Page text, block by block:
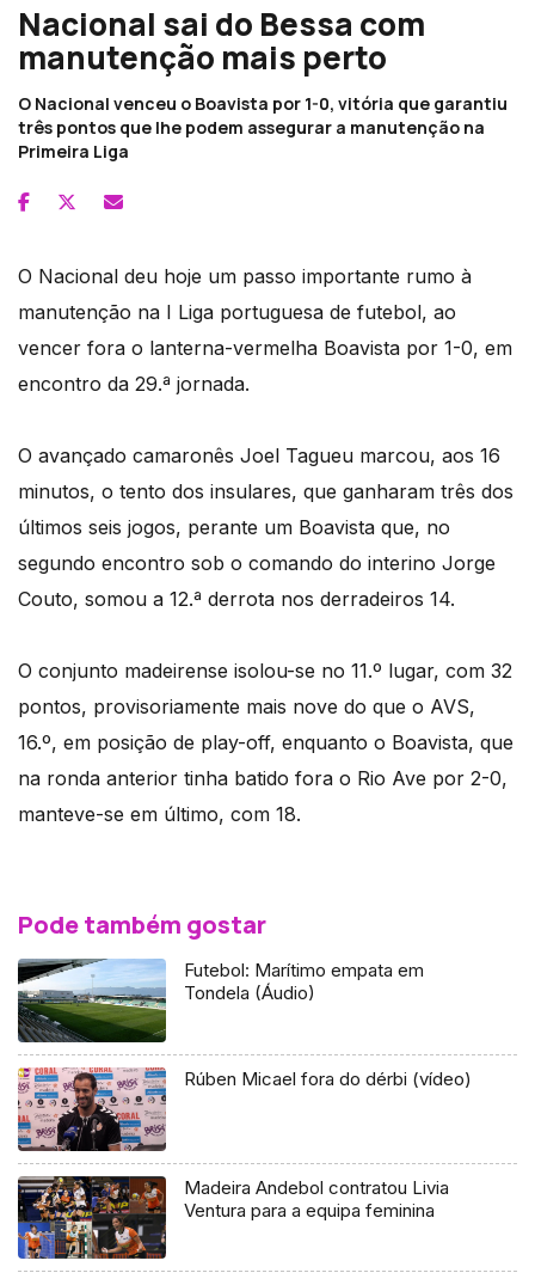
Nacional sai do Bessa com
manutenção mais perto
O Nacional venceu o Boavista por 1-0, vitória que garantiu
três pontos que lhe podem assegurar a manutenção na
Primeira Liga
O Nacional deu hoje um passo importante rumo à
manutenção na I Liga portuguesa de futebol, ao
vencer fora o lanterna-vermelha Boavista por 1-0, em
encontro da 29.ª jornada.
O avançado camaronês Joel Tagueu marcou, aos 16
minutos, o tento dos insulares, que ganharam três dos
últimos seis jogos, perante um Boavista que, no
segundo encontro sob o comando do interino Jorge
Couto, somou a 12.ª derrota nos derradeiros 14.
O conjunto madeirense isolou-se no 11.º lugar, com 32
pontos, provisoriamente mais nove do que o AVS,
16.º, em posição de play-off, enquanto o Boavista, que
na ronda anterior tinha batido fora o Rio Ave por 2-0,
manteve-se em último, com 18.
Pode também gostar
Futebol: Marítimo empata em
Tondela (Áudio)
Rúben Micael fora do dérbi (vídeo)
Madeira Andebol contratou Livia
Ventura para a equipa feminina